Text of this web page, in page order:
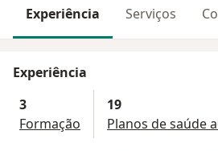
Experiência Serviços
Experiência
3
Formação
19
Planos de saúde